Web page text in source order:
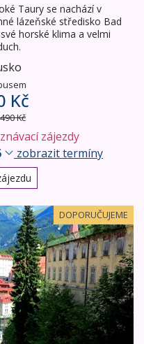
Taury se nachází v
lázeňské středisko Bad
horské klima a velmi
Kč
Kč
zájezdy
zobrazit termíny
DOPORUČUJEME
Vysoké Taury